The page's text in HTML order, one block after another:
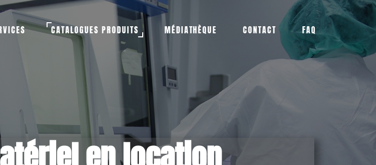
CATALOGUES PRODUITS MÉDIATHÈQUE CONTACT FAQ